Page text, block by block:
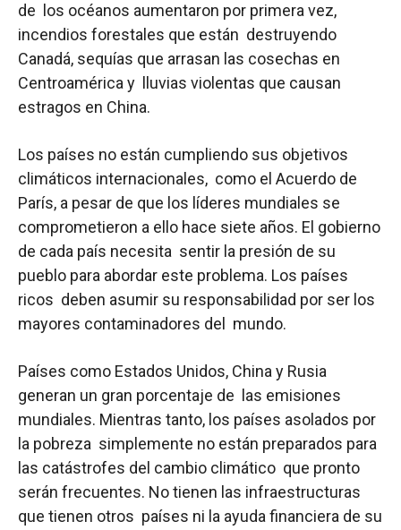
de los océanos aumentaron por primera vez,
incendios forestales que están destruyendo
Canadá, sequías que arrasan las cosechas en
Centroamérica y lluvias violentas que causan
estragos en China.
Los países no están cumpliendo sus objetivos
climáticos internacionales, como el Acuerdo de
París, a pesar de que los líderes mundiales se
comprometieron a ello hace siete años. El gobierno
de cada país necesita sentir la presión de su
pueblo para abordar este problema. Los países
ricos deben asumir su responsabilidad por ser los
mayores contaminadores del mundo.
Países como Estados Unidos, China y Rusia
generan un gran porcentaje de las emisiones
mundiales. Mientras tanto, los países asolados por
la pobreza simplemente no están preparados para
las catástrofes del cambio climático que pronto
serán frecuentes. No tienen las infraestructuras
que tienen otros países ni la ayuda financiera de su